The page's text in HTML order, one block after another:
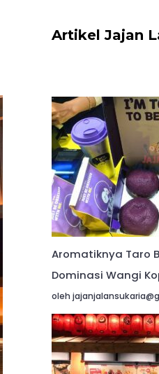
Artikel Jajan
Aromatiknya Taro
Dominasi Wangi
oleh